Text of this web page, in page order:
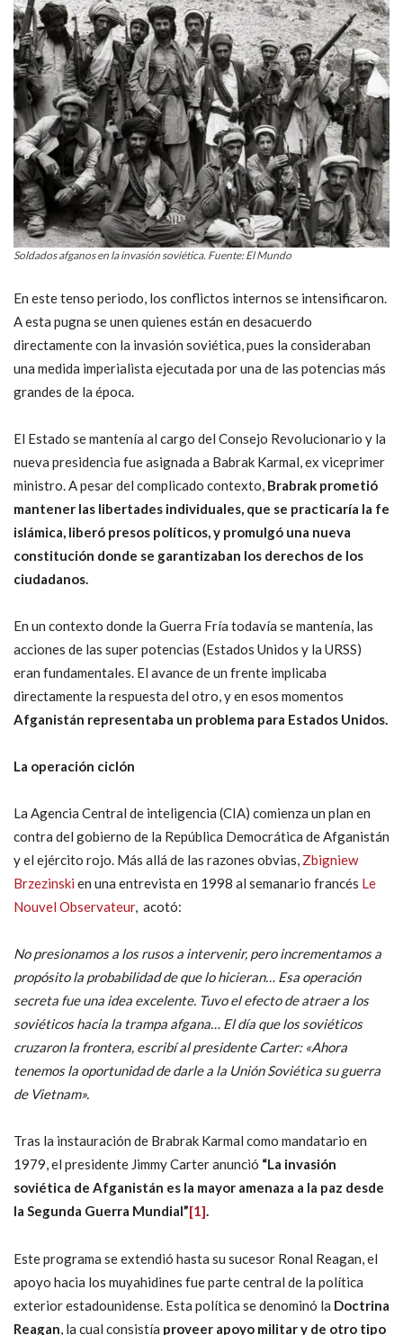
Soldados afganos en la invasión soviética. Fuente: El Mundo
En este tenso periodo, los conflictos internos se intensificaron.
A esta pugna se unen quienes están en desacuerdo
directamente con la invasión soviética, pues la consideraban
una medida imperialista ejecutada por una de las potencias más
grandes de la época.
El Estado se mantenía al cargo del Consejo Revolucionario y la
nueva presidencia fue asignada a Babrak Karmal, ex viceprimer
ministro. A pesar del complicado contexto, Brabrak prometió
mantener las libertades individuales, que se practicaría la fe
islámica, liberó presos políticos, y promulgó una nueva
constitución donde se garantizaban los derechos de los
ciudadanos.
En un contexto donde la Guerra Fría todavía se mantenía, las
acciones de las super potencias (Estados Unidos y la URSS)
eran fundamentales. El avance de un frente implicaba
directamente la respuesta del otro, y en esos momentos
Afganistán representaba un problema para Estados Unidos.
La operación ciclón
La Agencia Central de inteligencia (CIA) comienza un plan en
contra del gobierno de la República Democrática de Afganistán
y el ejército rojo. Más allá de las razones obvias, Zbigniew
Brzezinski en una entrevista en 1998 al semanario francés Le
Nouvel Observateur, acotó:
No presionamos a los rusos a intervenir, pero incrementamos a
propósito la probabilidad de que lo hicieran… Esa operación
secreta fue una idea excelente. Tuvo el efecto de atraer a los
soviéticos hacia la trampa afgana… El día que los soviéticos
cruzaron la frontera, escribí al presidente Carter: «Ahora
tenemos la oportunidad de darle a la Unión Soviética su guerra
de Vietnam».
Tras la instauración de Brabrak Karmal como mandatario en
1979, el presidente Jimmy Carter anunció “La invasión
soviética de Afganistán es la mayor amenaza a la paz desde
la Segunda Guerra Mundial”[1].
Este programa se extendió hasta su sucesor Ronal Reagan, el
apoyo hacia los muyahidines fue parte central de la política
exterior estadounidense. Esta política se denominó la Doctrina
Reagan, la cual consistía proveer apoyo militar y de otro tipo